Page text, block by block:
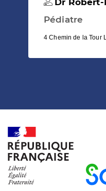
Pédiatre
4 Chemin de la Tour